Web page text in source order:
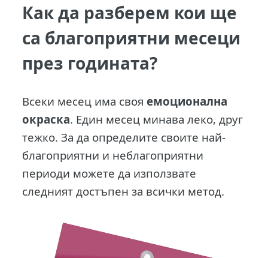
Как да разберем кои ще
са благоприятни месеци
през годината?
Всеки месец има свояемоционална
окраска. Един месец минава леко, друг
тежко. За да определите своите най-
благоприятни и неблагоприятни
периоди можете да използвате
следният достъпен за всички метод.